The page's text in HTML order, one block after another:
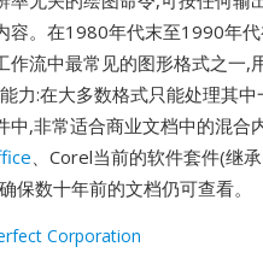
容。在1980年代末至1990年
作流中最常见的图形格式之一
力:在大多数格式只能处理其
中,非常适合商业文档中的混
、Corel当前的软件套件(继
保数十年前的文档仍可查看。
Corporation